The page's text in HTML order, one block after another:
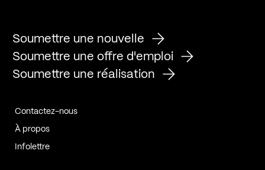
Soumettre une nouvelle
Soumettre une offre d'emploi
Soumettre une réalisation
Contactez-nous
À propos
Infolettre